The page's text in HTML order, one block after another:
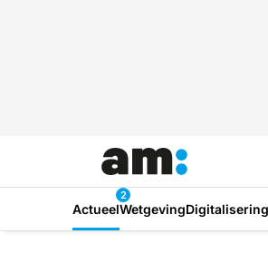
Actueel
2
Wetgeving